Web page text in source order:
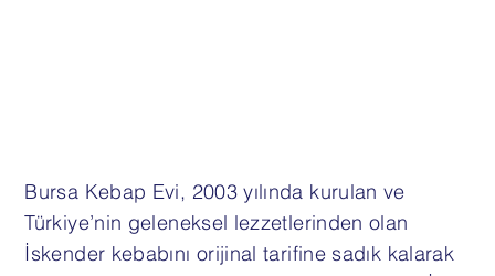
Bursa Kebap Evi, 2003 yılında kurulan ve
Türkiye’nin geleneksel lezzetlerinden olan
İskender kebabını orijinal tarifine sadık kalarak